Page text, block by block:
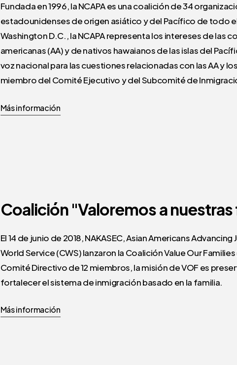
Fundada en 1996, la NCAPA es una coalición de 34
estadounidenses de origen asiático y del Pacífico de todo
Washington D.C., la NCAPA representa los intereses de las
americanas (AA) y de nativos hawaianos de las islas del
voz nacional para las cuestiones relacionadas con las AA y los
miembro del Comité Ejecutivo y del Subcomité de
Más información
Coalición "Valoremosanuestras
El 14 de junio de 2018, NAKASEC, Asian Americans Advancing
World Service (CWS) lanzaron la Coalición Value Our
Comité Directivo de 12 miembros, la misión de VOF es
fortalecer el sistema de inmigración basado en la familia.
Más información